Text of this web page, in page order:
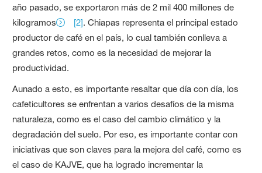
año pasado, se exportaron más de 2 mil 400 millones de
kilogramos
[2]. Chiapas representa el principal estado
productor de café en el país, lo cual también conlleva a
grandes retos, como es la necesidad de mejorar la
productividad.
Aunado a esto, es importante resaltar que día con día, los
cafeticultores se enfrentan a varios desafíos de la misma
naturaleza, como es el caso del cambio climático y la
degradación del suelo. Por eso, es importante contar con
iniciativas que son claves para la mejora del café, como es
el caso de KAJVE, que ha logrado incrementar la